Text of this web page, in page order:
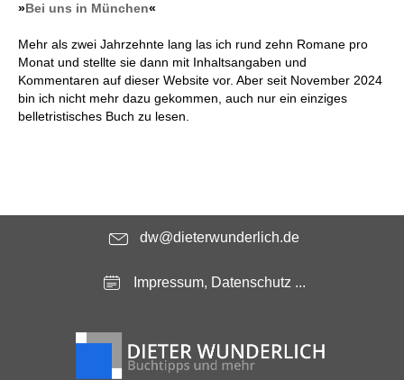
»Bei uns in München«
Mehr als zwei Jahrzehnte lang las ich rund zehn Romane pro
Monat und stellte sie dann mit Inhaltsangaben und
Kommentaren auf dieser Website vor. Aber seit November 2024
bin ich nicht mehr dazu gekommen, auch nur ein einziges
belletristisches Buch zu lesen.
dw@dieterwunderlich.de
Impressum, Datenschutz ...